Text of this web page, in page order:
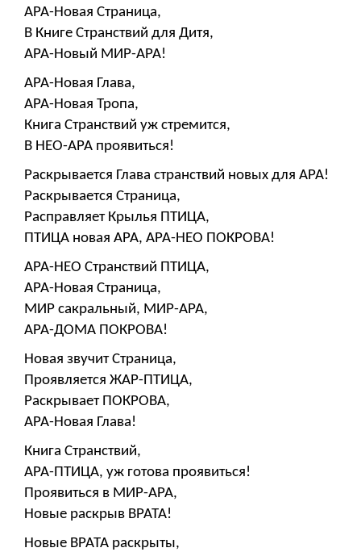
АРА-Новая Страница,
В Книге Странствий для Дитя,
АРА-Новый МИР-АРА!
АРА-Новая Глава,
АРА-Новая Тропа,
Книга Странствий уж стремится,
В НЕО-АРА проявиться!
Раскрывается Глава странствий новых для АРА!
Раскрывается Страница,
Расправляет Крылья ПТИЦА,
ПТИЦА новая АРА, АРА-НЕО ПОКРОВА!
АРА-НЕО Странствий ПТИЦА,
АРА-Новая Страница,
МИР сакральный, МИР-АРА,
АРА-ДОМА ПОКРОВА!
Новая звучит Страница,
Проявляется ЖАР-ПТИЦА,
Раскрывает ПОКРОВА,
АРА-Новая Глава!
Книга Странствий,
АРА-ПТИЦА, уж готова проявиться!
Проявиться в МИР-АРА,
Новые раскрыв ВРАТА!
Новые ВРАТА раскрыты,